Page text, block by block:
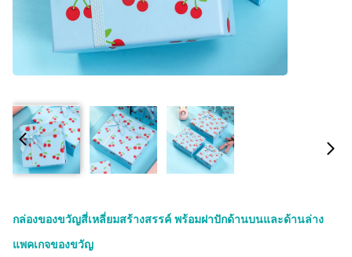
กล่องของขวัญสี่เหลี่ยมสร้างสรรค์ พร้อมฝาปักด้านบนและด้านล่าง
แพคเกจของขวัญ